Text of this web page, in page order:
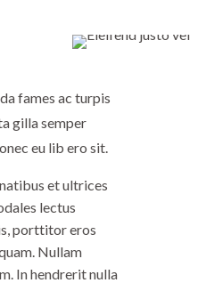
fames ac turpis
gilla semper
eu lib ero sit.
et ultrices
lectus
porttitor eros
Nullam
In hendrerit nulla